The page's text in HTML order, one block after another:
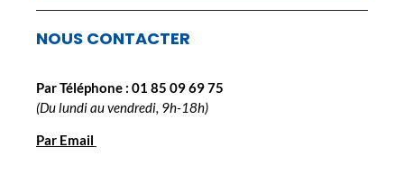
NOUS CONTACTER
Par Téléphone : 01 85 09 69 75
(Du lundi au vendredi, 9h-18h)
Par Email